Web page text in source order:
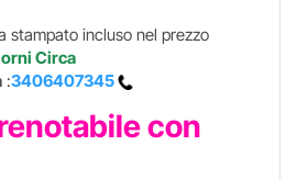
stampato incluso nel prezzo
Circa
:3406407345
con